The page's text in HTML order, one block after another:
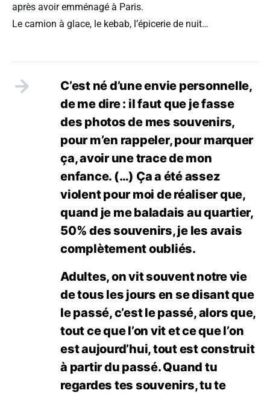
après avoir emménagé à Paris.
Le camion à glace, le kebab, l’épicerie de nuit…
C’est né d’une envie personnelle,
de me dire : il faut que je fasse
des photos de mes souvenirs,
pour m’en rappeler, pour marquer
ça, avoir une trace de mon
enfance. (…) Ça a été assez
violent pour moi de réaliser que,
quand je me baladais au quartier,
50% des souvenirs, je les avais
complètement oubliés.
Adultes, on vit souvent notre vie
de tous les jours en se disant que
le passé, c’est le passé, alors que,
tout ce que l’on vit et ce que l’on
est aujourd’hui, tout est construit
à partir du passé. Quand tu
regardes tes souvenirs, tu te